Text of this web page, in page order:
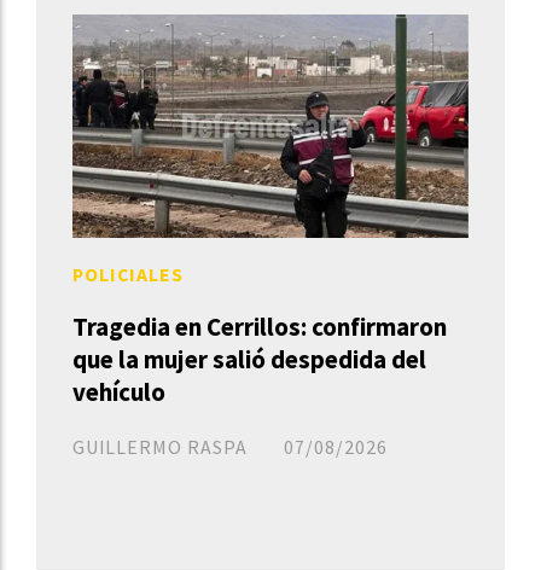
Tragedia en Cerrillos: confirmaron
que la mujer salió despedida del
vehículo
GUILLERMO RASPA
POLICIALES
07/08/2026